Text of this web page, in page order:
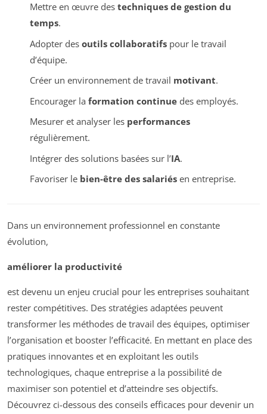
Mettre en œuvre des techniques de gestion du
temps.
Adopter des outils collaboratifspour le travail
d’équipe.
Créer un environnement de travail motivant.
Encourager la formation continuedes employés.
Mesurer et analyser les performances
régulièrement.
Intégrer des solutions basées sur l’IA.
Favoriser le bien-être des salariésen entreprise.
Dans un environnement professionnel en constante
évolution,
améliorer la productivité
est devenu un enjeu crucial pour les entreprises souhaitant
rester compétitives. Des stratégies adaptées peuvent
transformer les méthodes de travail des équipes, optimiser
l’organisation et booster l’efficacité. En mettant en place des
pratiques innovantes et en exploitant les outils
technologiques, chaque entreprise a la possibilité de
maximiser son potentiel et d’atteindre ses objectifs.
Découvrez ci-dessous des conseils efficaces pour devenir un